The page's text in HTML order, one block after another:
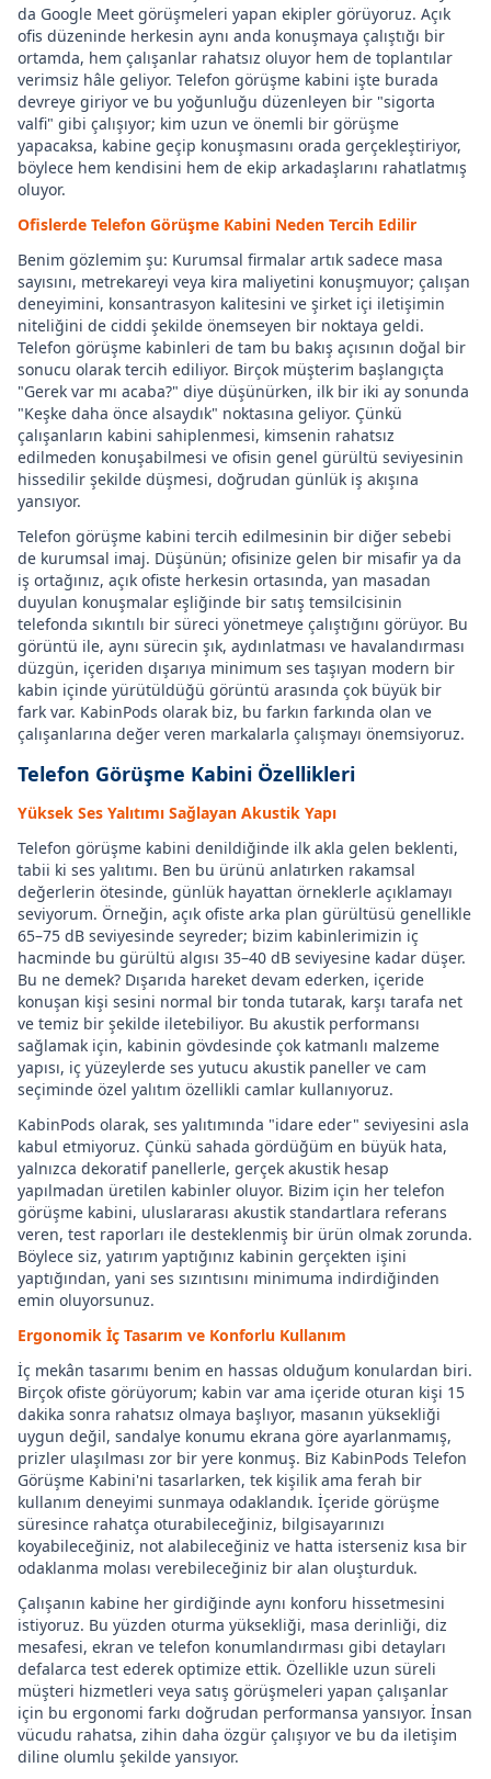
da Google Meet görüşmeleri yapan ekipler görüyoruz. Açık
ofis düzeninde herkesin aynı anda konuşmaya çalıştığı bir
ortamda, hem çalışanlar rahatsız oluyor hem de toplantılar
verimsiz hâle geliyor. Telefon görüşme kabini işte burada
devreye giriyor ve bu yoğunluğu düzenleyen bir "sigorta
valfi" gibi çalışıyor; kim uzun ve önemli bir görüşme
yapacaksa, kabine geçip konuşmasını orada gerçekleştiriyor,
böylece hem kendisini hem de ekip arkadaşlarını rahatlatmış
oluyor.
Ofislerde Telefon Görüşme Kabini Neden Tercih Edilir
Benim gözlemim şu: Kurumsal firmalar artık sadece masa
sayısını, metrekareyi veya kira maliyetini konuşmuyor; çalışan
deneyimini, konsantrasyon kalitesini ve şirket içi iletişimin
niteliğini de ciddi şekilde önemseyen bir noktaya geldi.
Telefon görüşme kabinleri de tam bu bakış açısının doğal bir
sonucu olarak tercih ediliyor. Birçok müşterim başlangıçta
"Gerek var mı acaba?" diye düşünürken, ilk bir iki ay sonunda
"Keşke daha önce alsaydık" noktasına geliyor. Çünkü
çalışanların kabini sahiplenmesi, kimsenin rahatsız
edilmeden konuşabilmesi ve ofisin genel gürültü seviyesinin
hissedilir şekilde düşmesi, doğrudan günlük iş akışına
yansıyor.
Telefon görüşme kabini tercih edilmesinin bir diğer sebebi
de kurumsal imaj. Düşünün; ofisinize gelen bir misafir ya da
iş ortağınız, açık ofiste herkesin ortasında, yan masadan
duyulan konuşmalar eşliğinde bir satış temsilcisinin
telefonda sıkıntılı bir süreci yönetmeye çalıştığını görüyor. Bu
görüntü ile, aynı sürecin şık, aydınlatması ve havalandırması
düzgün, içeriden dışarıya minimum ses taşıyan modern bir
kabin içinde yürütüldüğü görüntü arasında çok büyük bir
fark var. KabinPods olarak biz, bu farkın farkında olan ve
çalışanlarına değer veren markalarla çalışmayı önemsiyoruz.
Telefon Görüşme Kabini Özellikleri
Yüksek Ses Yalıtımı Sağlayan Akustik Yapı
Telefon görüşme kabini denildiğinde ilk akla gelen beklenti,
tabii ki ses yalıtımı. Ben bu ürünü anlatırken rakamsal
değerlerin ötesinde, günlük hayattan örneklerle açıklamayı
seviyorum. Örneğin, açık ofiste arka plan gürültüsü genellikle
65–75 dB seviyesinde seyreder; bizim kabinlerimizin iç
hacminde bu gürültü algısı 35–40 dB seviyesine kadar düşer.
Bu ne demek? Dışarıda hareket devam ederken, içeride
konuşan kişi sesini normal bir tonda tutarak, karşı tarafa net
ve temiz bir şekilde iletebiliyor. Bu akustik performansı
sağlamak için, kabinin gövdesinde çok katmanlı malzeme
yapısı, iç yüzeylerde ses yutucu akustik paneller ve cam
seçiminde özel yalıtım özellikli camlar kullanıyoruz.
KabinPods olarak, ses yalıtımında "idare eder" seviyesini asla
kabul etmiyoruz. Çünkü sahada gördüğüm en büyük hata,
yalnızca dekoratif panellerle, gerçek akustik hesap
yapılmadan üretilen kabinler oluyor. Bizim için her telefon
görüşme kabini, uluslararası akustik standartlara referans
veren, test raporları ile desteklenmiş bir ürün olmak zorunda.
Böylece siz, yatırım yaptığınız kabinin gerçekten işini
yaptığından, yani ses sızıntısını minimuma indirdiğinden
emin oluyorsunuz.
Ergonomik İç Tasarım ve Konforlu Kullanım
İç mekân tasarımı benim en hassas olduğum konulardan biri.
Birçok ofiste görüyorum; kabin var ama içeride oturan kişi 15
dakika sonra rahatsız olmaya başlıyor, masanın yüksekliği
uygun değil, sandalye konumu ekrana göre ayarlanmamış,
prizler ulaşılması zor bir yere konmuş. Biz KabinPods Telefon
Görüşme Kabini'ni tasarlarken, tek kişilik ama ferah bir
kullanım deneyimi sunmaya odaklandık. İçeride görüşme
süresince rahatça oturabileceğiniz, bilgisayarınızı
koyabileceğiniz, not alabileceğiniz ve hatta isterseniz kısa bir
odaklanma molası verebileceğiniz bir alan oluşturduk.
Çalışanın kabine her girdiğinde aynı konforu hissetmesini
istiyoruz. Bu yüzden oturma yüksekliği, masa derinliği, diz
mesafesi, ekran ve telefon konumlandırması gibi detayları
defalarca test ederek optimize ettik. Özellikle uzun süreli
müşteri hizmetleri veya satış görüşmeleri yapan çalışanlar
için bu ergonomi farkı doğrudan performansa yansıyor. İnsan
vücudu rahatsa, zihin daha özgür çalışıyor ve bu da iletişim
diline olumlu şekilde yansıyor.